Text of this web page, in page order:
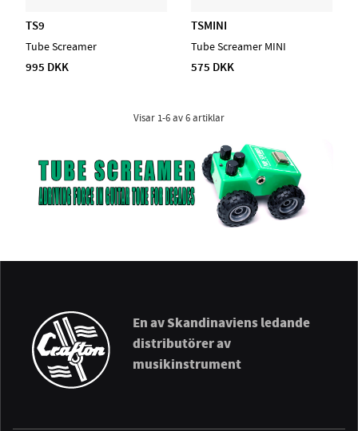
TS9
Tube Screamer
995 DKK
TSMINI
Tube Screamer MINI
575 DKK
Visar 1-6av6artiklar
En av Skandinaviens ledande
distributörer av
musikinstrument